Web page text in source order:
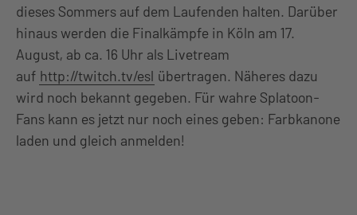
dieses Sommers auf dem Laufenden halten. Darüber
hinaus werden die Finalkämpfe in Köln am 17.
August, ab ca. 16 Uhr als Livetream
auf http://twitch.tv/esl übertragen. Näheres dazu
wird noch bekannt gegeben. Für wahre Splatoon-
Fans kann es jetzt nur noch eines geben: Farbkanone
laden und gleich anmelden!